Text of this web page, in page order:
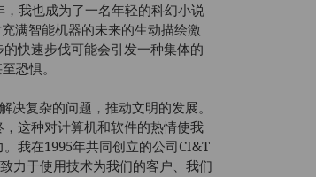
我也成为了一名年轻的科幻小说
满智能机器的未来的生动描绘激
快速步伐可能会引发一种集体的
恐惧。
复杂的问题，推动文明的发展。
这种对计算机和软件的热情使我
我在1995年共同创立的公司CI&T
力于使用技术为我们的客户、我们